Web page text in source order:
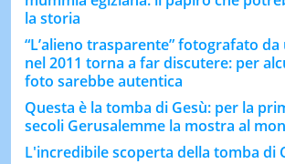
la storia
“L’alieno trasparente” fotografato
nel 2011 torna a far discutere: per
foto sarebbe autentica
Questa è la tomba di Gesù: per la
secoli Gerusalemme la mostra al
L'incredibile scoperta della tomba di